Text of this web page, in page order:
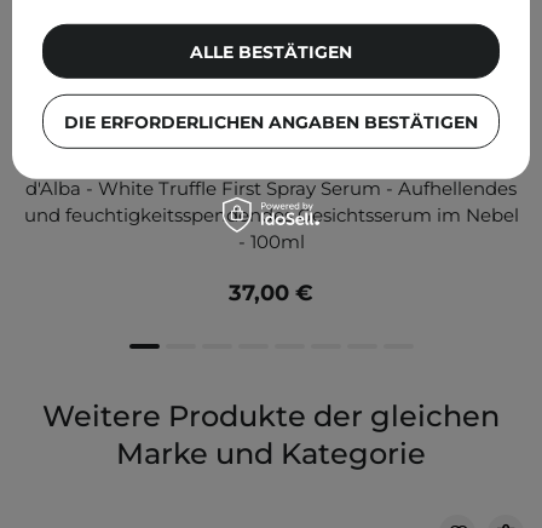
d'Alba - White Truffle First Spray Serum - Aufhellendes
und feuchtigkeitsspendendes Gesichtsserum im Nebel
- 100ml
37,00 €
Weitere Produkte der gleichen
Marke und Kategorie
DIE ERFORDERLICHEN ANGABEN BESTÄTIGEN
ALLE BESTÄTIGEN